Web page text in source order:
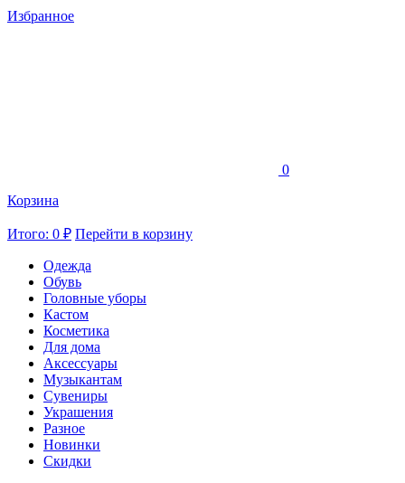
Избранное
0
Корзина
Итого: 0 ₽ Перейти в корзину
Одежда
Обувь
Головные уборы
Кастом
Косметика
Для дома
Аксессуары
Музыкантам
Сувениры
Украшения
Разное
Новинки
Скидки